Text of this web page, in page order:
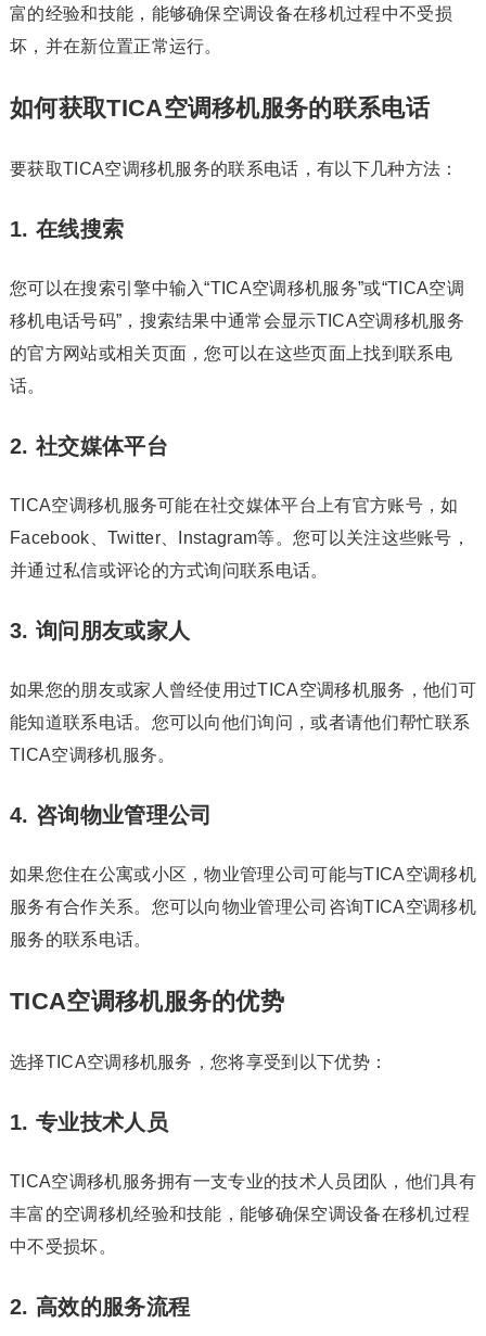
富的经验和技能，能够确保空调设备在移机过程中不受损
坏，并在新位置正常运行。
如何获取TICA空调移机服务的联系电话
要获取TICA空调移机服务的联系电话，有以下几种方法：
1. 在线搜索
您可以在搜索引擎中输入“TICA空调移机服务”或“TICA空调
移机电话号码”，搜索结果中通常会显示TICA空调移机服务
的官方网站或相关页面，您可以在这些页面上找到联系电
话。
2. 社交媒体平台
TICA空调移机服务可能在社交媒体平台上有官方账号，如
Facebook、Twitter、Instagram等。您可以关注这些账号，
并通过私信或评论的方式询问联系电话。
3. 询问朋友或家人
如果您的朋友或家人曾经使用过TICA空调移机服务，他们可
能知道联系电话。您可以向他们询问，或者请他们帮忙联系
TICA空调移机服务。
4. 咨询物业管理公司
如果您住在公寓或小区，物业管理公司可能与TICA空调移机
服务有合作关系。您可以向物业管理公司咨询TICA空调移机
服务的联系电话。
TICA空调移机服务的优势
选择TICA空调移机服务，您将享受到以下优势：
1. 专业技术人员
TICA空调移机服务拥有一支专业的技术人员团队，他们具有
丰富的空调移机经验和技能，能够确保空调设备在移机过程
中不受损坏。
2. 高效的服务流程